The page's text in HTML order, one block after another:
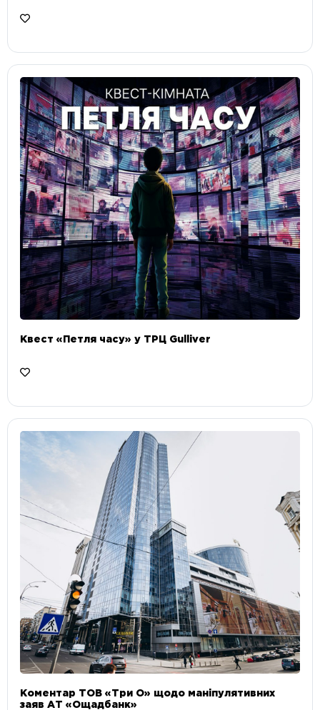
Квест «Петля часу» у ТРЦ Gulliver
Коментар ТОВ «Три О» щодо маніпулятивних
заяв АТ «Ощадбанк»